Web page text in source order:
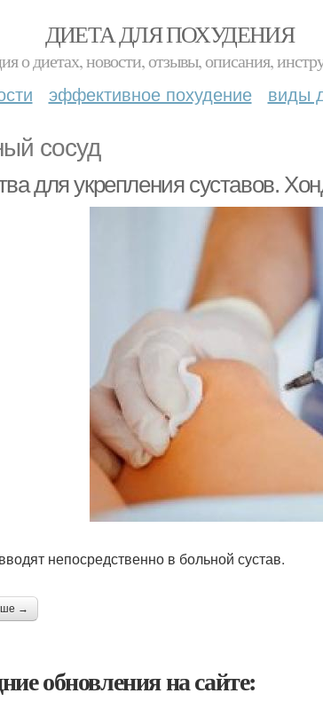
ДИЕТА ДЛЯ ПОХУДЕНИЯ
о диетах, новости, отзывы, описания,
эффективное похудение виды
сосуд
для укрепления суставов.
непосредственно в больной сустав.
→
обновления на сайте: